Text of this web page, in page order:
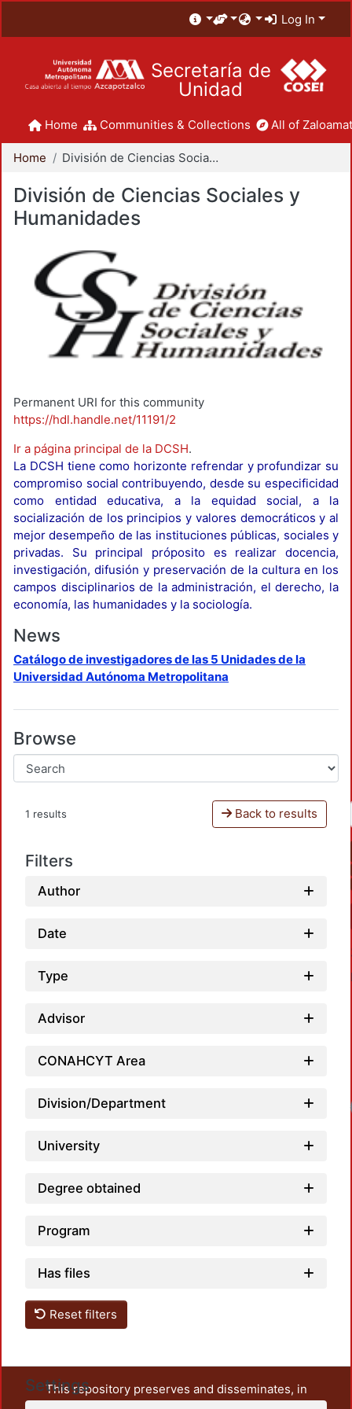
Log In
Secretaría de
Unidad
Home Communities & Collections All of
Home División de Ciencias Sociales y Humanidades
División de Ciencias Sociales y
Humanidades
Permanent URI for this community
https://hdl.handle.net/11191/2
Ir a página principal de la DCSH.
La DCSH tiene como horizonte refrendar y profundizar su
compromiso social contribuyendo, desde su especificidad
como entidad educativa, a la equidad social, a la
socialización de los principios y valores democráticos y al
mejor desempeño de las instituciones públicas, sociales y
privadas. Su principal próposito es realizar docencia,
investigación, difusión y preservación de la cultura en los
campos disciplinarios de la administración, el derecho, la
economía, las humanidades y la sociología.
News
Catálogo de investigadores de las 5 Unidades de la
Universidad Autónoma Metropolitana
Browse
1 results Back to results
Filters
Author
Date
Type
Advisor
CONAHCYT Area
Division/Department
University
Degree obtained
Program
Has files
Reset filters
Settings
This repository preserves and disseminates, in